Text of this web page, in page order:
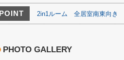
POINT 2in1ルーム 全居室南東向き
PHOTO GALLERY